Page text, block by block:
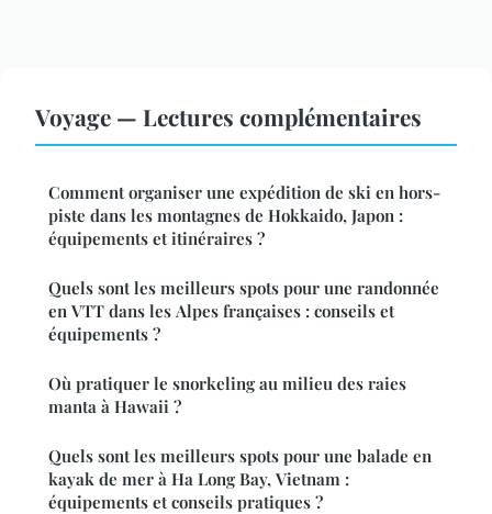
Voyage — Lectures complémentaires
Comment organiser une expédition de ski en hors-
piste dans les montagnes de Hokkaido, Japon :
équipements et itinéraires ?
Quels sont les meilleurs spots pour une randonnée
en VTT dans les Alpes françaises : conseils et
équipements ?
Où pratiquer le snorkeling au milieu des raies
manta à Hawaii ?
Quels sont les meilleurs spots pour une balade en
kayak de mer à Ha Long Bay, Vietnam :
équipements et conseils pratiques ?